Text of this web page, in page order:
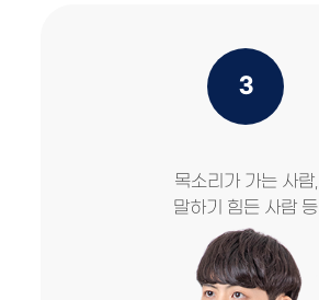
3
목소리가 가는 사람,
말하기 힘든 사람 등